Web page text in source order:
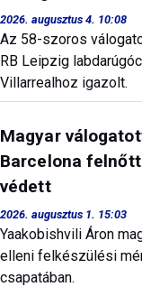
2026. augusztus 4. 10:08
Az 58-szoros
RB Leipzig
Villarrealhoz igazolt.
Magyar
Barcelona
védett
2026. augusztus 1. 15:03
Yaakobishvili Áron
elleni felkészülési
csapatában.